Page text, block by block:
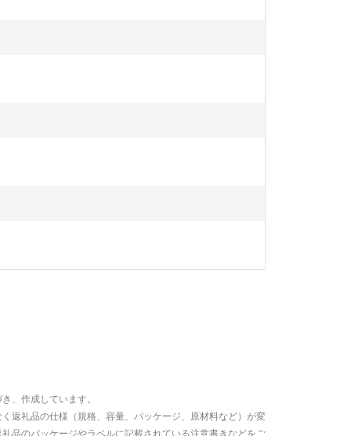
、作成しています。
返礼品の仕様（規格、容量、パッケージ、原材料など）が変
品のパッケージやラベルに記載されている注意書きなどをご